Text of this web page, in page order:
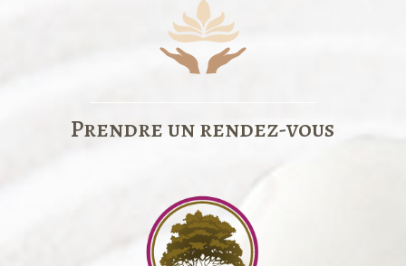
Prendre un rendez-vous